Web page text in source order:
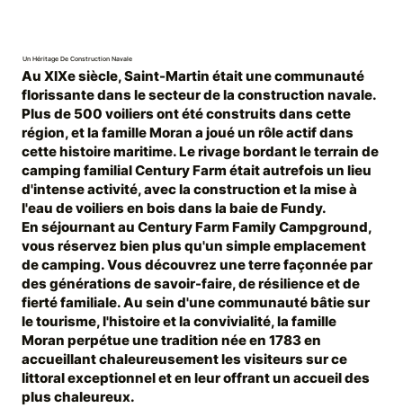
Un Héritage De Construction Navale
Au XIXe siècle, Saint-Martin était une communauté
florissante dans le secteur de la construction navale.
Plus de 500 voiliers ont été construits dans cette
région, et la famille Moran a joué un rôle actif dans
cette histoire maritime. Le rivage bordant le terrain de
camping familial Century Farm était autrefois un lieu
d'intense activité, avec la construction et la mise à
l'eau de voiliers en bois dans la baie de Fundy.
En séjournant au Century Farm Family Campground,
vous réservez bien plus qu'un simple emplacement
de camping. Vous découvrez une terre façonnée par
des générations de savoir-faire, de résilience et de
fierté familiale. Au sein d'une communauté bâtie sur
le tourisme, l'histoire et la convivialité, la famille
Moran perpétue une tradition née en 1783 en
accueillant chaleureusement les visiteurs sur ce
littoral exceptionnel et en leur offrant un accueil des
plus chaleureux.